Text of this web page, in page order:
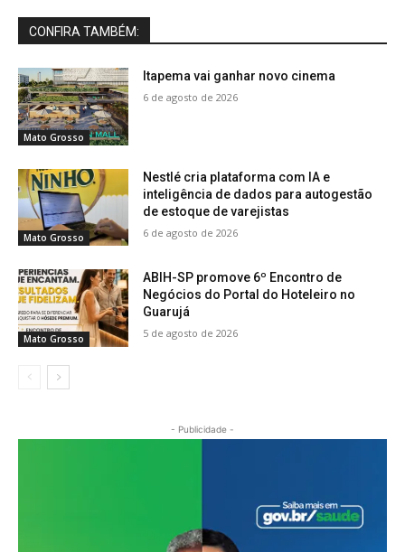
CONFIRA TAMBÉM:
Mato Grosso
Itapema vai ganhar novo cinema
6 de agosto de 2026
Mato Grosso
Nestlé cria plataforma com IA e
inteligência de dados para autogestão
de estoque de varejistas
6 de agosto de 2026
Mato Grosso
ABIH-SP promove 6º Encontro de
Negócios do Portal do Hoteleiro no
Guarujá
5 de agosto de 2026
- Publicidade -